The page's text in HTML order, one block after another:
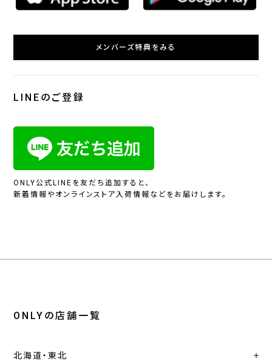
メンバーズ特典をみる
LINEのご登録
ONLY公式LINEを友だち追加すると、
新着情報やオンラインストア入荷情報などをお届けします。
ONLYの店舗一覧
北海道・東北